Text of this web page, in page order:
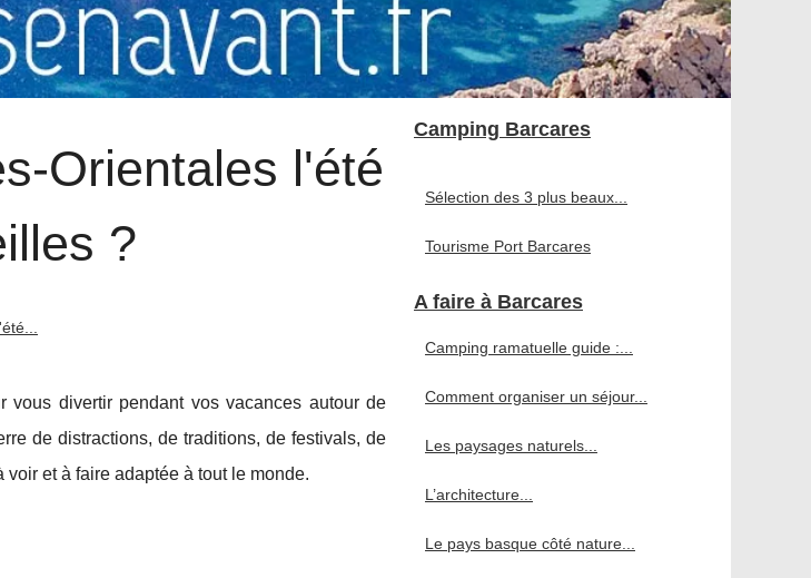
Orientales l'été
?
divertir pendant vos vacances autour de
de distractions, de traditions, de festivals, de
et à faire adaptée à tout le monde.
Camping Barcares
Sélection des 3 plus beaux...
Tourisme Port Barcares
A faire à Barcares
Camping ramatuelle guide :...
Comment organiser un séjour...
Les paysages naturels...
L’architecture...
Le pays basque côté nature...